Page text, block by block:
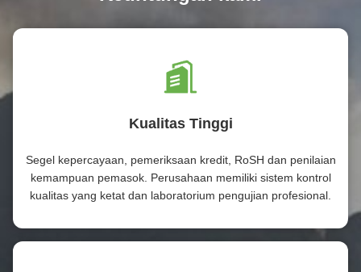
Kualitas Tinggi
Segel kepercayaan, pemeriksaan kredit, RoSH dan penilaian
kemampuan pemasok. Perusahaan memiliki sistem kontrol
kualitas yang ketat dan laboratorium pengujian profesional.